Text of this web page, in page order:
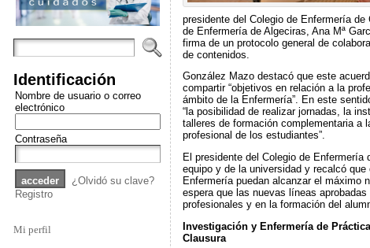
Identificación
Nombre de usuario o correo
electrónico
Contraseña
¿Olvidó su clave?
Registro
Mi perfil
presidente del Colegio de Enfermería
de Enfermería de Algeciras, Ana Mª
firma de un protocolo general de
de contenidos.
González Mazo destacó que este
compartir “objetivos en relación a la
ámbito de la Enfermería”. En este
“la posibilidad de realizar jornadas, la
talleres de formación complementaria a
profesional de los estudiantes”.
El presidente del Colegio de
equipo y de la universidad y recalcó
Enfermería puedan alcanzar el máximo
espera que las nuevas líneas
profesionales y en la formación del
Investigación y Enfermería de
Clausura